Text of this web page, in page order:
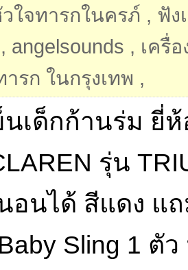
วใจทารกในครภ์ , ฟัง
, angelsounds , เครื่
ารก ในกรุงเทพ ,
นเด็กก้านร่ม ยี่
รุ่น
อนได้ สีแดง แ
Sling 1 ตั